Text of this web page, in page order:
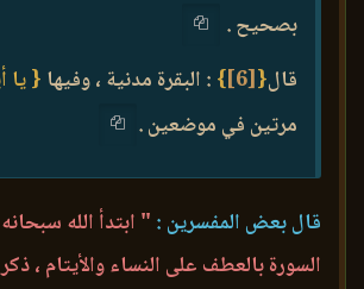
بصحيح .
قال{
[6]
} : البقرة مدنية ، وفيها { يا
مرتين في موضعين .
قال بعض المفسرين : " ابتدأ الله
السورة بالعطف على النساء والأيتام ،